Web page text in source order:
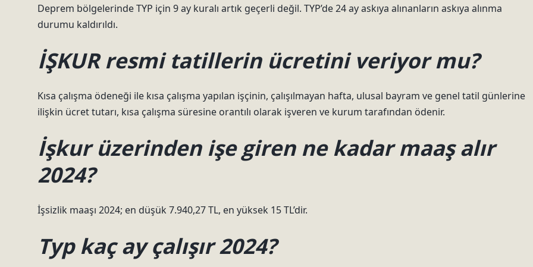
Deprem bölgelerinde TYP için 9 ay kuralı artık geçerli değil. TYP’de 24 ay askıya alınanların askıya alınma
durumu kaldırıldı.
İŞKUR resmi tatillerin ücretini veriyor mu?
Kısa çalışma ödeneği ile kısa çalışma yapılan işçinin, çalışılmayan hafta, ulusal bayram ve genel tatil günlerine
ilişkin ücret tutarı, kısa çalışma süresine orantılı olarak işveren ve kurum tarafından ödenir.
İşkur üzerinden işe giren ne kadar maaş alır
2024?
İşsizlik maaşı 2024; en düşük 7.940,27 TL, en yüksek 15 TL’dir.
Typ kaç ay çalışır 2024?